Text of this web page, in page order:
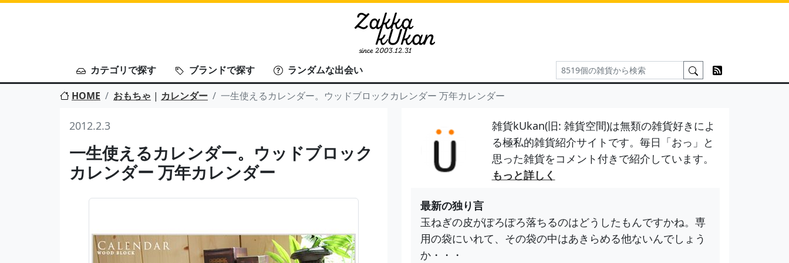
カテゴリで探す ブランドで探す
ランダムな出会い
HOME
おもちゃ | カレンダー 一生使えるカレンダー。ウッドブロックカレンダー 万年カレンダー
2012.2.3
一生使えるカレンダー。ウッドブロック
カレンダー 万年カレンダー
雑貨kUkan(旧: 雑貨空間)は無類の雑貨好きによ
る極私的雑貨紹介サイトです。毎日「おっ」と
思った雑貨をコメント付きで紹介しています。
もっと詳しく
最新の独り言
玉ねぎの皮がぽろぽろ落ちるのはどうしたもんですかね。専
用の袋にいれて、その袋の中はあきらめる他ないんでしょう
か・・・